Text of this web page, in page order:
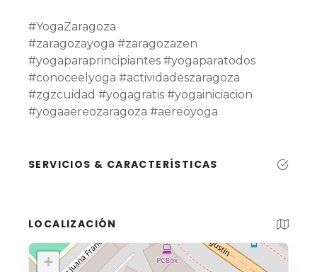
#YogaZaragoza
#zaragozayoga #zaragozazen
#yogaparaprincipiantes #yogaparatodos
#conoceelyoga #actividadeszaragoza
#zgzcuidad #yogagratis #yogainiciacion
#yogaaereozaragoza #aereoyoga
SERVICIOS & CARACTERÍSTICAS
LOCALIZACIÓN
+